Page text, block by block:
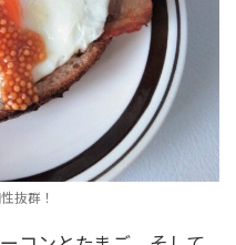
抜群！